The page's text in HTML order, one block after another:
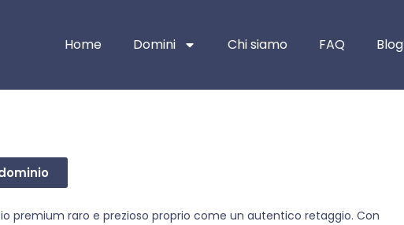
Home Domini Chi siamo FAQ Blog
premium raro e prezioso proprio come un autentico retaggio. Con